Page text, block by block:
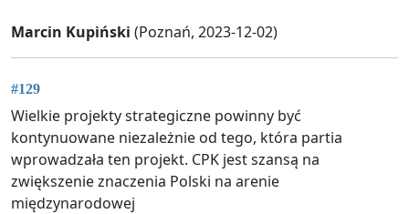
Marcin Kupiński (Poznań, 2023-12-02)
#129
Wielkie projekty strategiczne powinny być
kontynuowane niezależnie od tego, która partia
wprowadzała ten projekt. CPK jest szansą na
zwiększenie znaczenia Polski na arenie
międzynarodowej